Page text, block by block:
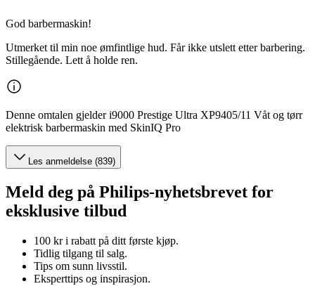
God barbermaskin!
Utmerket til min noe ømfintlige hud. Får ikke utslett etter barbering.
Stillegående. Lett å holde ren.
Denne omtalen gjelder i9000 Prestige Ultra XP9405/11 Våt og tørr
elektrisk barbermaskin med SkinIQ Pro
Les anmeldelse (839)
Meld deg på Philips-nyhetsbrevet for
eksklusive tilbud
100 kr i rabatt på ditt første kjøp.
Tidlig tilgang til salg.
Tips om sunn livsstil.
Eksperttips og inspirasjon.